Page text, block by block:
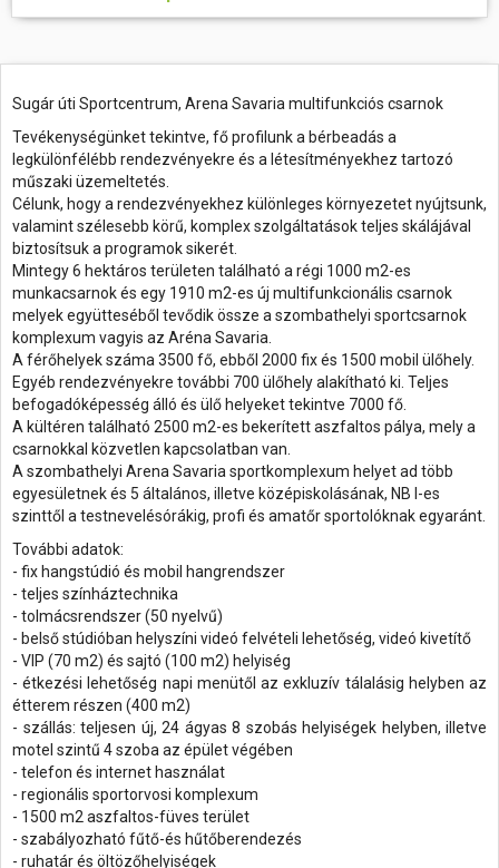
Sugár úti Sportcentrum, Arena Savaria multifunkciós csarnok
Tevékenységünket tekintve, fő profilunk a bérbeadás a
legkülönfélébb rendezvényekre és a létesítményekhez tartozó
műszaki üzemeltetés.
Célunk, hogy a rendezvényekhez különleges környezetet nyújtsunk,
valamint szélesebb körű, komplex szolgáltatások teljes skálájával
biztosítsuk a programok sikerét.
Mintegy 6 hektáros területen található a régi 1000 m2-es
munkacsarnok és egy 1910 m2-es új multifunkcionális csarnok
melyek együtteséből tevődik össze a szombathelyi sportcsarnok
komplexum vagyis az Aréna Savaria.
A férőhelyek száma 3500 fő, ebből 2000 fix és 1500 mobil ülőhely.
Egyéb rendezvényekre további 700 ülőhely alakítható ki. Teljes
befogadóképesség álló és ülő helyeket tekintve 7000 fő.
A kültéren található 2500 m2-es bekerített aszfaltos pálya, mely a
csarnokkal közvetlen kapcsolatban van.
A szombathelyi Arena Savaria sportkomplexum helyet ad több
egyesületnek és 5 általános, illetve középiskolásának, NB I-es
szinttől a testnevelésórákig, profi és amatőr sportolóknak egyaránt.
További adatok:
- fix hangstúdió és mobil hangrendszer
- teljes színháztechnika
- tolmácsrendszer (50 nyelvű)
- belső stúdióban helyszíni videó felvételi lehetőség, videó kivetítő
- VIP (70 m2) és sajtó (100 m2) helyiség
- étkezési lehetőség napi menütől az exkluzív tálalásig helyben az
étterem részen (400 m2)
- szállás: teljesen új, 24 ágyas 8 szobás helyiségek helyben, illetve
motel szintű 4 szoba az épület végében
- telefon és internet használat
- regionális sportorvosi komplexum
- 1500 m2 aszfaltos-füves terület
- szabályozható fűtő-és hűtőberendezés
- ruhatár és öltözőhelyiségek